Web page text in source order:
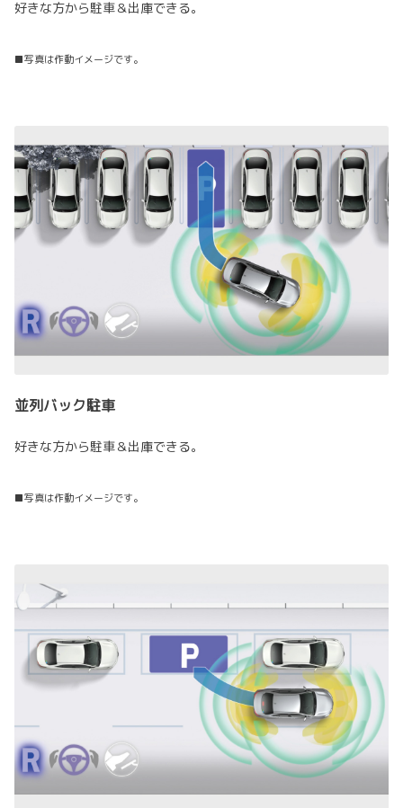
好きな方から駐車＆出庫できる。
■写真は作動イメージです。
並列バック駐車
好きな方から駐車＆出庫できる。
■写真は作動イメージです。